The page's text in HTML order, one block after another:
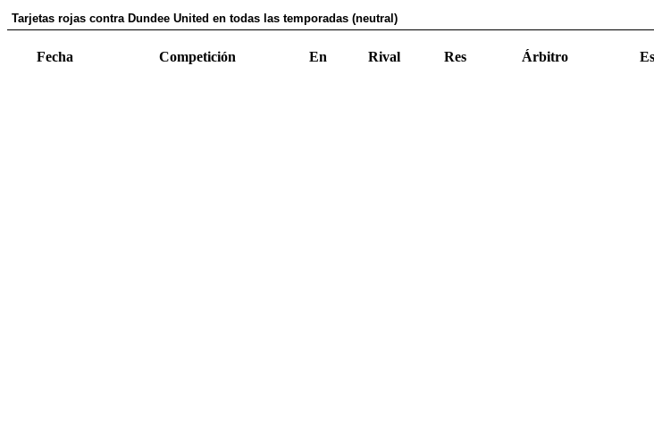
Tarjetas rojas contra Dundee United en todas las temporadas (neutral)
Fecha Competición En Rival Res Árbitro